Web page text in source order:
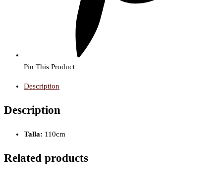
Pin This Product
Description
Description
Talla: 110cm
Related products